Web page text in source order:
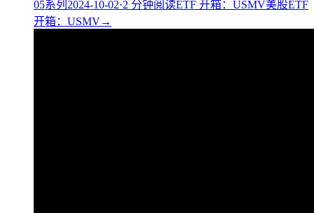
05系列 2024-10-02·2 分钟阅读ETF 开箱：USMV美股ETF
开箱：USMV→